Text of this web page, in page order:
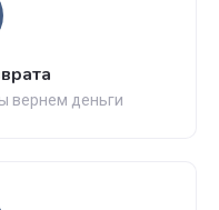
вернем деньги